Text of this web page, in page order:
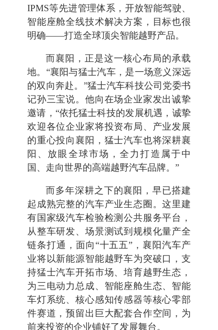
IPMS等先进管理体系，开放智能驾驶、
智能座舱全线技术解决方案，目标也很
明确——打造全球顶尖智能越野产品。
而襄阳，正是这一核心布局的承载
地。“襄阳与猛士汽车，是一场意义深远
的双向奔赴。”猛士汽车科技公司党委书
记孙三宝说。他向在场企业家发出诚挚
邀请，“依托猛士科技的发展机遇，诚挚
欢迎各位企业家将投资布局、产业发展
的重心投向襄阳，猛士汽车也将深耕襄
阳、放眼全球市场，全力打造属于中
国、走向世界的高端越野汽车品牌。”
而多年深耕之下的襄阳，早已搭建
起成熟完整的汽车产业生态圈。这里建
有国家级汽车检验检测公共服务平台，
从整车研发、场景测试到规模化量产全
链条打通，面向“十五五”，襄阳汽车产
业将以新能源智能越野车为突破口，支
持猛士汽车开拓市场、培育越野生态，
为三电动力总成、智能座舱生态、智能
车灯系统、核心感知传感器等核心零部
件赛道，预留出巨大配套合作空间，为
前来投资的企业铺好了发展舞台。